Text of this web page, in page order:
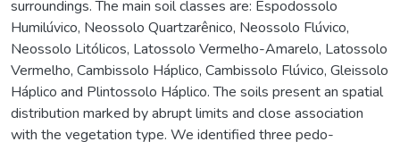
surroundings. The main soil classes are: Espodossolo
Humilúvico, Neossolo Quartzarênico, Neossolo Flúvico,
Neossolo Litólicos, Latossolo Vermelho-Amarelo, Latossolo
Vermelho, Cambissolo Háplico, Cambissolo Flúvico, Gleissolo
Háplico and Plintossolo Háplico. The soils present an spatial
distribution marked by abrupt limits and close association
with the vegetation type. We identified three pedo-